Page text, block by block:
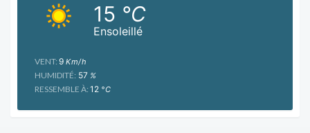
Ensoleillé
15 °C
VENT: 9 Km/h
HUMIDITÉ: 57 %
RESSEMBLE À: 12 °C